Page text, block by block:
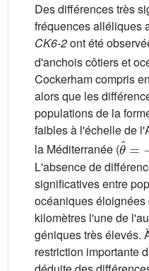
Des différences très
fréquences alléliques
CK6-2ont été
d'anchois côtiers et
Cockerham compris
alors que les
populations de la
faibles à l'échelle de
la Méditerranée (
θˆ= −
L'absence de
significatives entre
océaniques
kilomètres l'une de
géniques très élevés.
restriction importante